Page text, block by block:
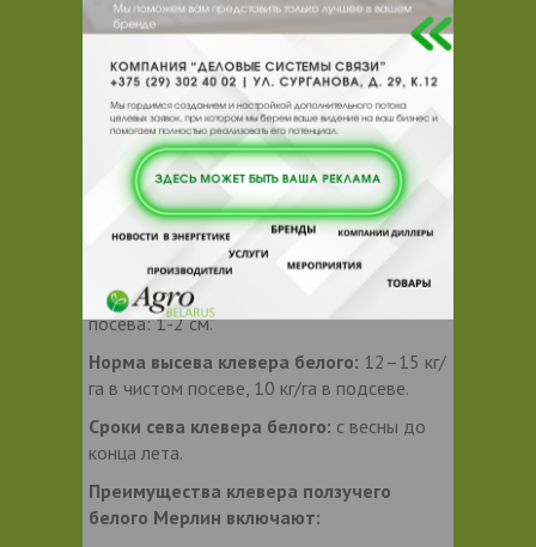
Максимальная урожайность:273 ц/га
сухого вещества.
Зимостойкость:хорошая.
Устойчивость к полеганию:устойчив.
Засухоустойчивость:устойчив.
Особенности агротехники
возделывания клевера белого
ползучего «Мерлин»:
Расстояние между
рядами как для зерновых культур. Глубина
посева: 1-2 см.
Норма высева клевера белого: 12–15 кг/
га в чистом посеве, 10 кг/га в подсеве.
Сроки сева клевера белого: с весны до
конца лета.
Преимущества клевера ползучего
белого Мерлин включают: